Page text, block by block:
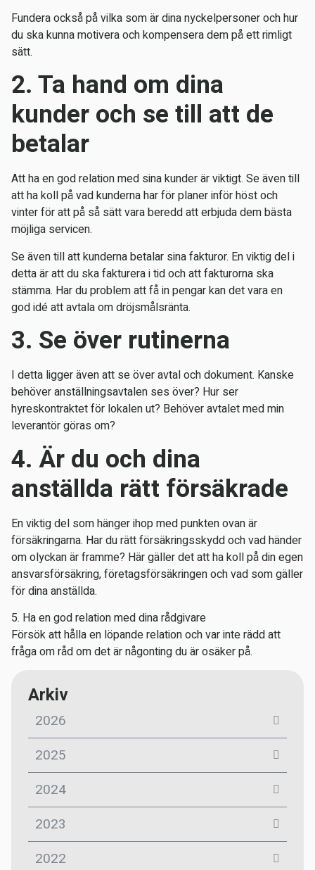
Arkiv
2026
2025
2024
2023
2022
Fundera också på vilka som är dina nyckelpersoner och hur
du ska kunna motivera och kompensera dem på ett rimligt
sätt.
2. Ta hand om dina
kunder och se till att de
betalar
Att ha en god relation med sina kunder är viktigt. Se även till
att ha koll på vad kunderna har för planer inför höst och
vinter för att på så sätt vara beredd att erbjuda dem bästa
möjliga servicen.
Se även till att kunderna betalar sina fakturor. En viktig del i
detta är att du ska fakturera i tid och att fakturorna ska
stämma. Har du problem att få in pengar kan det vara en
god idé att avtala om dröjsmålsränta.
3. Se över rutinerna
I detta ligger även att se över avtal och dokument. Kanske
behöver anställningsavtalen ses över? Hur ser
hyreskontraktet för lokalen ut? Behöver avtalet med min
leverantör göras om?
4. Är du och dina
anställda rätt försäkrade
En viktig del som hänger ihop med punkten ovan är
försäkringarna. Har du rätt försäkringsskydd och vad händer
om olyckan är framme? Här gäller det att ha koll på din egen
ansvarsförsäkring, företagsförsäkringen och vad som gäller
för dina anställda.
5. Ha en god relation med dina rådgivare
Försök att hålla en löpande relation och var inte rädd att
fråga om råd om det är någonting du är osäker på.